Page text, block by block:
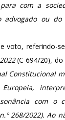
com a
advogado ou do
voto, referindo-
(C-694/20), do
Constitucional
com o
268/2022). Ao